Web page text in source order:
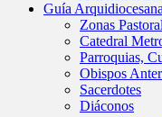
Guía Arquidiocesana
Zonas
Catedral
Parroquias,
Obispos
Sacerdotes
Diáconos